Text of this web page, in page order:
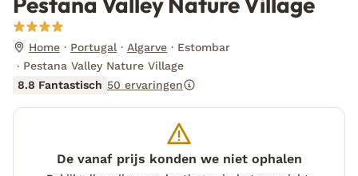
Home Portugal Algarve
Estombar
Pestana Valley Nature Village
8.8 Fantastisch 50 ervaringen
De vanaf prijs konden we niet ophalen